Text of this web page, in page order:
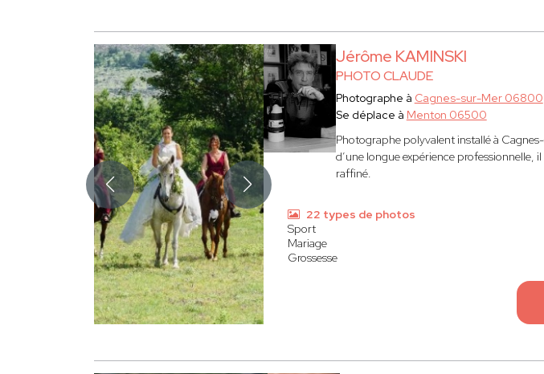
Jérôme KAMINSKI
PHOTO CLAUDE
Photographe à Cagnes-sur-Mer 06800
Se déplace à Menton 06500
Photographe polyvalent installé à
d’une longue expérience professionnelle,
raffiné.
22 types de photos
Sport
Mariage
Grossesse